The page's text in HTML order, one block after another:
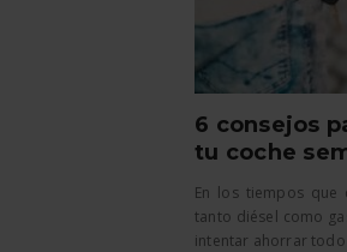
6 consejos
tu coche
En los tiempos
tanto diésel como
intentar ahorrar